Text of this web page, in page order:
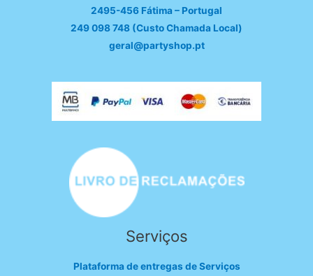
2495-456 Fátima – Portugal
249 098 748 (Custo Chamada Local)
geral@partyshop.pt
Serviços
Plataforma de entregas de Serviços